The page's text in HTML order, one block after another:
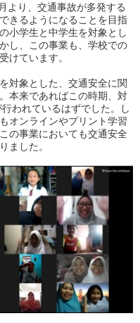
より、交通事故が多発する
きるようになることを目指
小学生と中学生を対象とし
し、この事業も、学校での
けています。
対象とした、交通安全に関
本来であればこの時期、対
われているはずでした。し
オンラインやプリント学習
の事業においても交通安全
ました。